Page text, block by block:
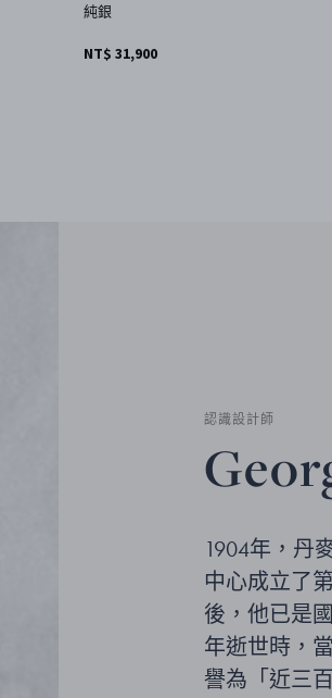
純銀
NT$ 31,900
認識設計師
1904年，丹
中心成立了
後，他已是
年逝世時，
譽為「近三